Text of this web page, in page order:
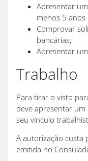
Apresentar
menos 5 anos
Comprovar
bancárias;
Apresentar
Trabalho
Para tirar o visto
deve apresentar
seu vínculo
A autorização custa
emitida no